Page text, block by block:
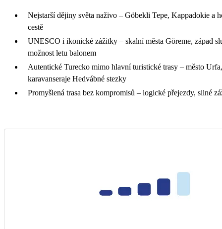
Nejstarší dějiny světa naživo – Göbekli Tepe, Kappadokie a
cestě
UNESCO i ikonické zážitky – skalní města Göreme, západ
možnost letu balonem
Autentické Turecko mimo hlavní turistické trasy – město
karavanseraje Hedvábné stezky
Promyšlená trasa bez kompromisů – logické přejezdy, silné